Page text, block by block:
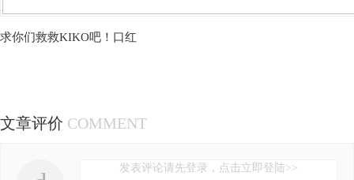
求你们救救KIKO吧！口红
文章评价 COMMENT
发表评论请先登录，点击立即登陆>>